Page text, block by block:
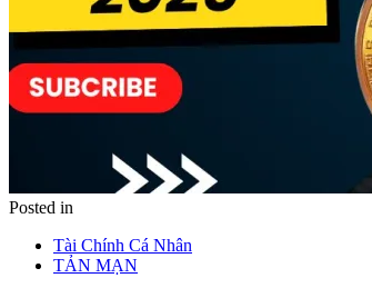
Posted in
Tài Chính Cá Nhân
TẢN MẠN